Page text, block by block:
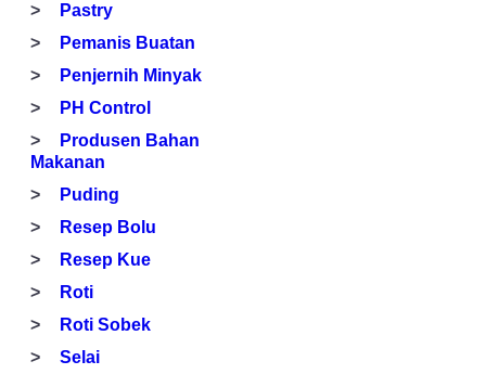
Pastry
Pemanis Buatan
Penjernih Minyak
PH Control
Produsen Bahan
Makanan
Puding
Resep Bolu
Resep Kue
Roti
Roti Sobek
Selai